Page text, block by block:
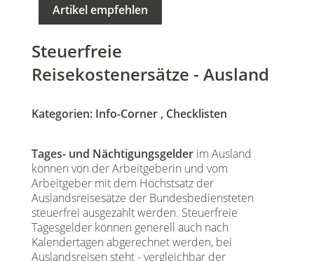
Artikel empfehlen
Steuerfreie
Reisekostenersätze - Ausland
Kategorien: Info-Corner, Checklisten
Tages- und Nächtigungsgelder im Ausland
können von der Arbeitgeberin und vom
Arbeitgeber mit dem Höchstsatz der
Auslandsreisesätze der Bundesbediensteten
steuerfrei ausgezahlt werden. Steuerfreie
Tagesgelder können generell auch nach
Kalendertagen abgerechnet werden, bei
Auslandsreisen steht - vergleichbar der